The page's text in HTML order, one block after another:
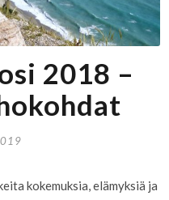
2018 –
kokemuksia, elämyksiä ja